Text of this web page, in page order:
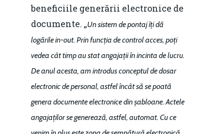
beneficiile generării electronice de
documente. „Un sistem de pontaj îți dă
logările in-out. Prin funcția de control acces, poți
vedea cât timp au stat angajații în incinta de lucru.
De anul acesta, am introdus conceptul de dosar
electronic de personal, astfel încât să se poată
genera documente electronice din șabloane. Actele
angajaților se generează, astfel, automat. Cu ce
Martie 2016
Decembrie 2015
Mai 2015
Agribusiness
Energia
Construcții și
pentru o Românie